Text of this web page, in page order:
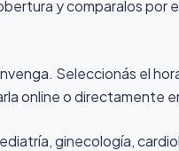
y comparalos por
Seleccionás el
online o directamente
ginecología,